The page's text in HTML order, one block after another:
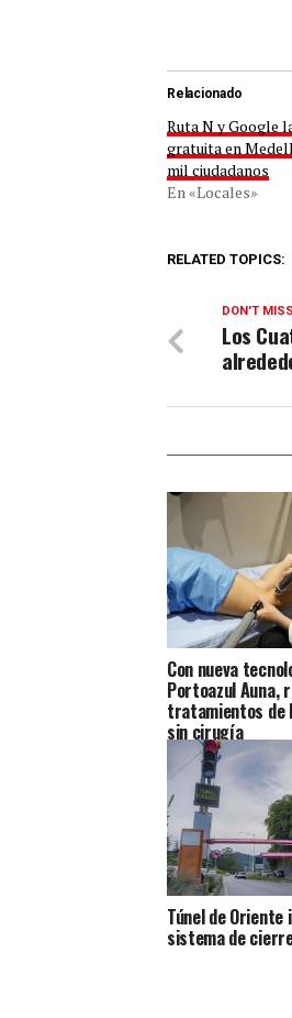
Relacionado
Ruta N y Google
gratuita en
mil ciudadanos
En «Locales»
RELATED TOPICS:
DON'T MISS
Los
Con nueva
Portoazul Auna,
tratamientos de
sin cirugía
Túnel de Oriente
sistema de